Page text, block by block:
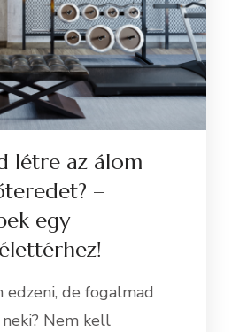
létre az álom
–
egy
de fogalmad
Nem kell